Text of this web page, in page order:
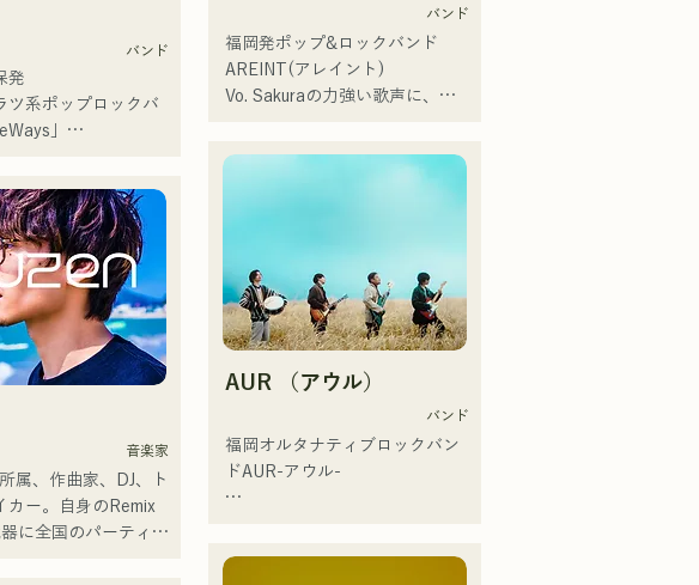
る。
/ Gt.)、元meow
）、the perfect me
（Gt.）、xanadooの
】
25日に新曲「世界は
をリリース。
バンド
発
ツ系ポップロックバ
」
した楽しくどこか哀
曲に注目！！
要
世保市を拠点とする
スバンド。
田孝明（Ba）、杉本
大学佐世保校の軽音
い結成。
音楽家
属、作曲家、DJ、ト
カー。自身のRemix
器に全国のパーティに
「ブリテンズゴットタレント」
で日本人の芸人史上初のゴール
デンブザーを獲得し、その後ス
ペインのゴットタレントでもゴ
デンブザー」や、アメリカ留学
それらの楽曲を揃えた自身初の
フルアルバム「ONE BIG
FAMILY」を2025.12.31にリリ
ースし、iTunesカントリーアル
バムで初登場5位、その後3位を
て」、FBS「福岡くん。」、
Festival ,sunset live2019、鷹祭
バンド
福岡発ポップ&ロックバンド
AREINT(アレイント)
Vo. Sakuraの力強い歌声に、パ
いる。
「KBCラジオ ホークス中継
2024」のオープニングテーマ曲
れた。
サウンドハウスとTuneCore
Japanが主催するバンドコンテス
AUR （アウル）
バンド
福岡オルタナティブロックバン
ドAUR-アウル-